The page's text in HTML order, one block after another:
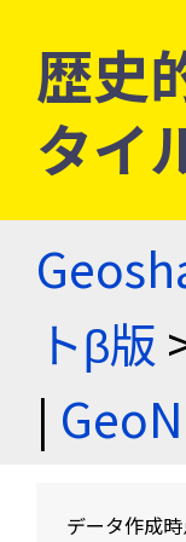
歴史
タイ
トβ版
|
データ作成時